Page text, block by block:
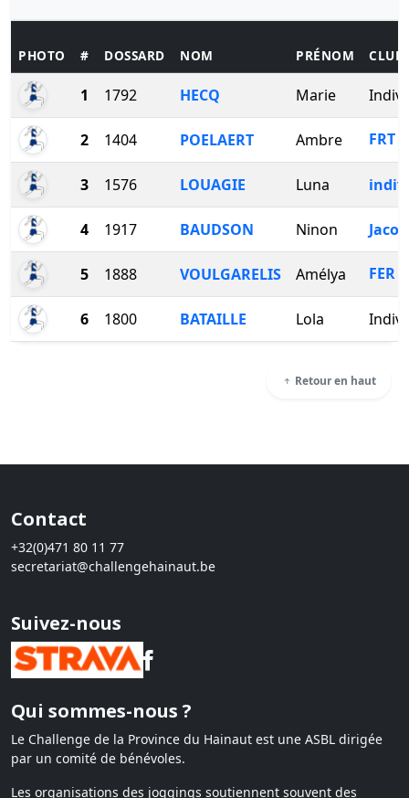
PHOTO # DOSSARD NOM PRÉNOM CLUB
1 1792 HECQ Marie
2 1404 POELAERT Ambre FRT
3 1576 LOUAGIE Luna
4 1917 BAUDSON Ninon Jaco
5 1888 VOULGARELIS Amélya FER
6 1800 BATAILLE Lola
Retour en haut
Contact
+32(0)471 80 11 77
secretariat@challengehainaut.be
Suivez-nous
Qui sommes-nous ?
Le Challenge de la Province du Hainaut est une ASBL dirigée
par un comité de bénévoles.
Les organisations des joggings soutiennent souvent des